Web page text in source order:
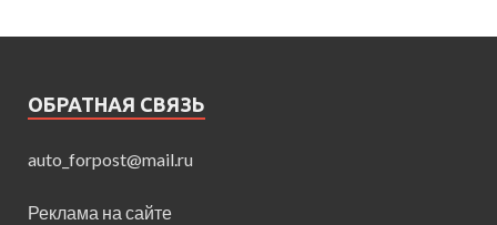
ОБРАТНАЯ СВЯЗЬ
auto_forpost@mail.ru
Реклама на сайте